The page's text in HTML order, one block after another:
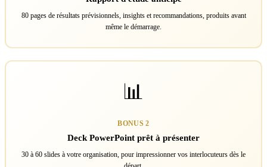
80 pages de résultats prévisionnels, insights et recommandations, produits avant
même le démarrage.
📊
BONUS 2
Deck PowerPoint prêt à présenter
30 à 60 slides à votre organisation, pour impressionner vos interlocuteurs dès le